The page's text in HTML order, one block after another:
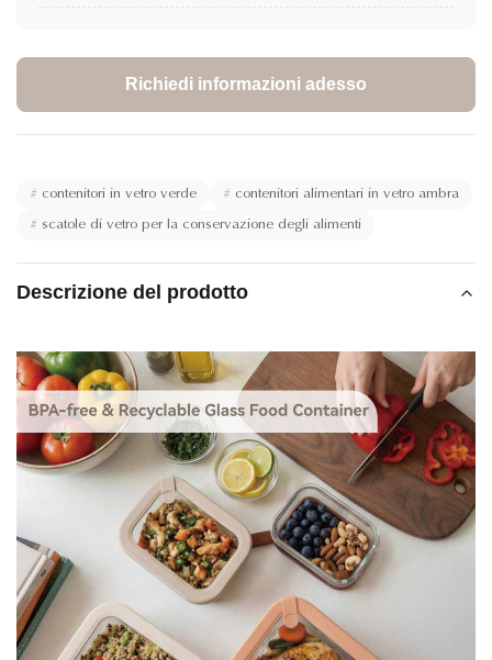
Richiedi informazioni adesso
# contenitori in vetro verde # contenitori alimentari in vetro ambra
# scatole di vetro per la conservazione degli alimenti
Descrizione del prodotto